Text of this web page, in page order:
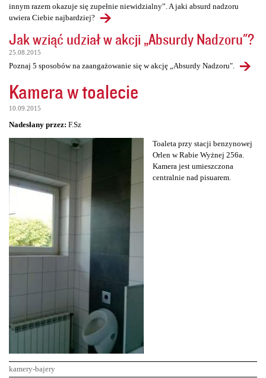
innym razem okazuje się zupełnie niewidzialny”. A jaki absurd nadzoru
uwiera Ciebie najbardziej?
Jak wziąć udział w akcji „Absurdy Nadzoru"?
25.08.2015
Poznaj 5 sposobów na zaangażowanie się w akcję „Absurdy Nadzoru".
Kamera w toalecie
10.09.2015
Nadesłany przez: F.Sz
Toaleta przy stacji benzynowej
Orlen w Rabie Wyżnej 256a.
Kamera jest umieszczona
centralnie nad pisuarem.
kamery-bajery